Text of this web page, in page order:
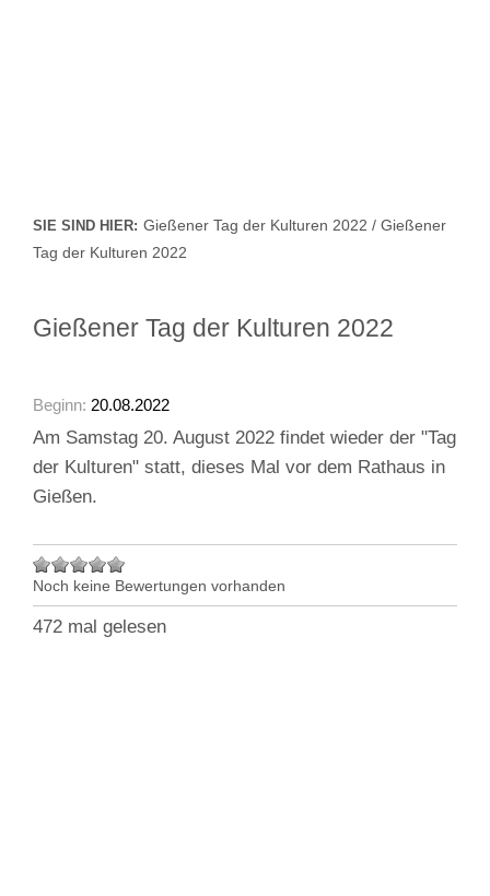
SIE SIND HIER: Gießener Tag der Kulturen 2022 / Gießener
Tag der Kulturen 2022
Gießener Tag der Kulturen 2022
Beginn: 20.08.2022
Am Samstag 20. August 2022 findet wieder der "Tag
der Kulturen" statt, dieses Mal vor dem Rathaus in
Gießen.
Noch keine Bewertungen vorhanden
472 mal gelesen